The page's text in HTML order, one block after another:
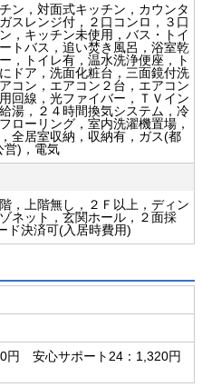
ン，対面式キッチン，カウンタ
スレンジ付，２口コンロ，３口
，キッチン未使用，バス・トイ
トバス，追い焚き風呂，浴室乾
，トイレ有，温水洗浄便座，ト
ドア，洗面化粧台，三面鏡付洗
コン，エアコン２台，エアコン
回線，光ファイバー，ＴＶイン
湯，２４時間換気システム，冷
ローリング，室内洗濯機置場，
全居室収納，収納有，ガス(都
営)，電気
，上階無し，２Ｆ以上，ディン
ネット，玄関ホール，２面採
ド決済可(入居時費用)
円 安心サポート24：1,320円